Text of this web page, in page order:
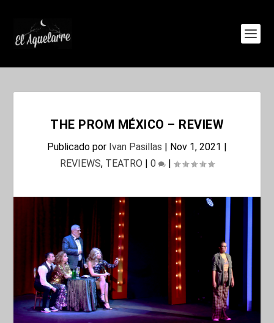
THE PROM MÉXICO – REVIEW
Publicado por Ivan Pasillas | Nov 1, 2021 |
REVIEWS, TEATRO | 0 |